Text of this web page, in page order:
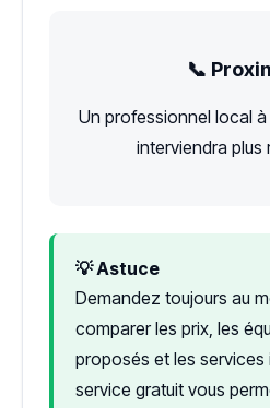
📞
Un professionnel local
interviendra plus
💡 Astuce
Demandez toujours au
comparer les prix, les
proposés et les services
service gratuit vous